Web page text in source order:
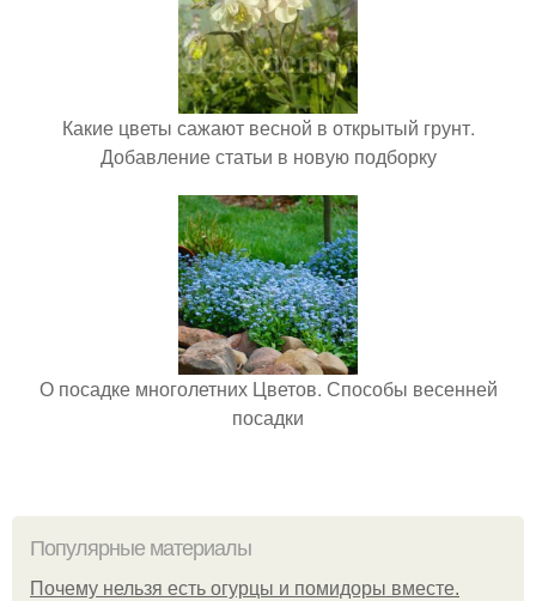
Какие цветы сажают весной в открытый грунт.
Добавление статьи в новую подборку
О посадке многолетних Цветов. Способы весенней
посадки
Популярные материалы
Почему нельзя есть огурцы и помидоры вместе.